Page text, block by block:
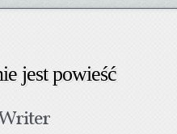
jest powieść